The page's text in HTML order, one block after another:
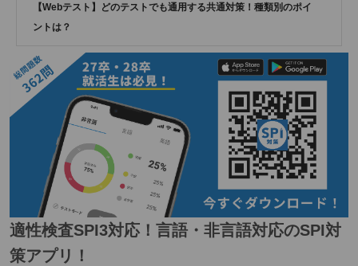
【Webテスト】どのテストでも通用する共通対策！種類別のポイ
ントは？
適性検査SPI3対応！言語・非言語対応のSPI対
策アプリ！